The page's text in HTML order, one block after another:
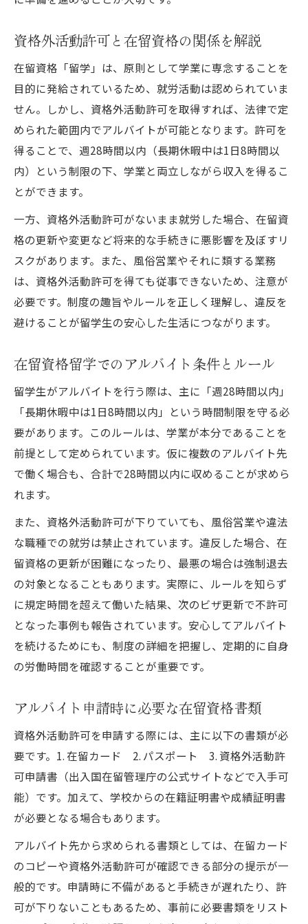
資格外活動許可と在留資格の関係を解説
在留資格「留学」は、原則として学業に専念することを
目的に発給されているため、就労活動は認められていま
せん。しかし、資格外活動許可を取得すれば、法律で定
められた範囲内でアルバイトが可能となります。許可を
得ることで、週28時間以内（長期休暇中は1日8時間以
内）という制限の下、学業と両立しながら収入を得るこ
とができます。
一方、資格外活動許可がないまま就労した場合、在留資
格の更新や変更など将来的な手続きに悪影響を及ぼすリ
スクがあります。また、風俗営業やそれに類する業務
は、資格外活動許可を得ても従事できないため、注意が
必要です。制度の趣旨やルールを正しく理解し、違反を
避けることが留学生の安心した生活につながります。
在留資格留学でのアルバイト条件とルール
留学生がアルバイトを行う際は、主に「週28時間以内」
「長期休暇中は1日8時間以内」という時間制限を守る必
要があります。このルールは、学業が本分であることを
前提として定められています。仮に複数のアルバイト先
で働く場合も、合計で28時間以内に収めることが求めら
れます。
また、資格外活動許可が下りていても、風俗営業や違法
な職種での就労は禁止されています。違反した場合、在
留資格の更新が困難になったり、最悪の場合は強制退去
の対象となることもあります。実際に、ルールを知らず
に規定時間を超えて働いた結果、次のビザ更新で不許可
となった事例も報告されています。安心してアルバイト
を続けるためにも、制度の詳細を把握し、定期的に自身
の労働時間を確認することが重要です。
アルバイト申請時に必要な在留資格書類
資格外活動許可を申請する際には、主に以下の書類が必
要です。1. 在留カード 2. パスポート 3. 資格外活動許
可申請書（出入国在留管理庁の公式サイトなどで入手可
能）です。加えて、学校からの在籍証明書や成績証明書
が必要となる場合もあります。
アルバイト先から求められる書類としては、在留カード
のコピーや資格外活動許可が確認できる部分の提示が一
般的です。申請時に不備があると手続きが遅れたり、許
可が下りないこともあるため、事前に必要書類をリスト